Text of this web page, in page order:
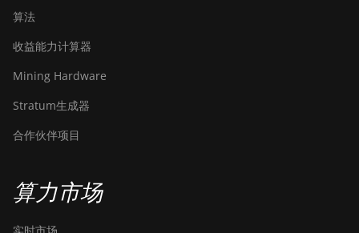
算法
收益能力计算器
Mining Hardware
Stratum生成器
合作伙伴项目
算力市场